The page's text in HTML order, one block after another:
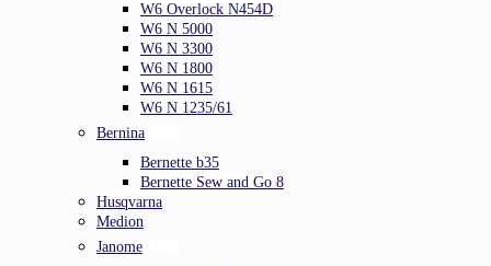
W6 Overlock N454D
W6 N 5000
W6 N 3300
W6 N 1800
W6 N 1615
W6 N 1235/61
Bernina
Bernette b35
Bernette Sew and Go 8
Husqvarna
Medion
Janome